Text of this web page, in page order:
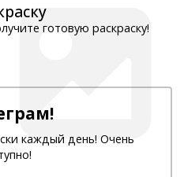
готовую раскраску!
каждый день! Очень